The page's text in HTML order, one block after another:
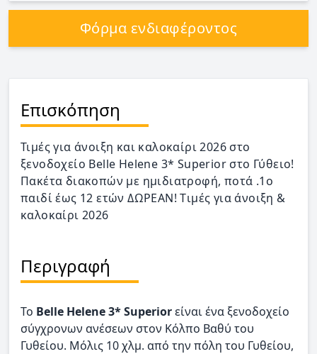
Φόρμα ενδιαφέροντος
Επισκόπηση
Τιμές για άνοιξη και καλοκαίρι 2026 στο
ξενοδοχείο Belle Helene 3* Superior στο Γύθειο!
Πακέτα διακοπών με ηµιδιατροφή, ποτά .1ο
παιδί έως 12 ετών ΔΩΡΕΑΝ! Tιμές για άνοιξη &
καλοκαίρι 2026
Περιγραφή
Το Belle Helene 3* Superiorείναι ένα ξενοδοχείο
σύγχρονων ανέσεων στον Κόλπο Βαθύ του
Γυθείου. Μόλις 10 χλμ. από την πόλη του Γυθείου,